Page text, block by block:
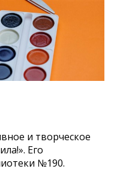
и творческое
Его
№190.